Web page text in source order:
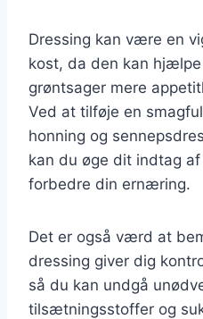
Dressing kan være en
kost, da den kan
grøntsager mere
Ved at tilføje en
honning og
kan du øge dit indtag
forbedre din ernæring.
Det er også værd at
dressing giver dig
så du kan undgå
tilsætningsstoffer og